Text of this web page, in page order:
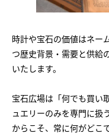
時計や宝石の価値はネー
つ歴史背景・需要と供給
いたします。
宝石広場は「何でも買い
ュエリーのみを専門に扱
からこそ、常に何がどこ